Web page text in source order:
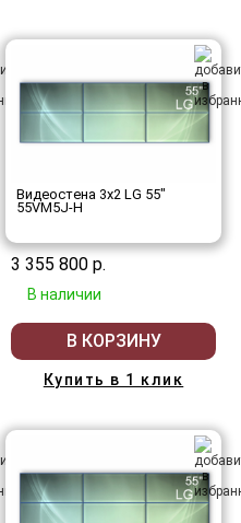
Видеостена 3x2 LG 55"
55VM5J-H
3 355 800 р.
В наличии
В КОРЗИНУ
Купить в 1 клик